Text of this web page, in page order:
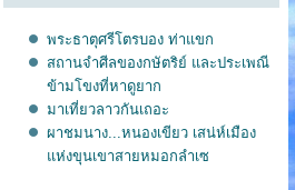
พระธาตุศรีโตรบอง ท่าแขก
สถานจำศีลของกษัตริย์ และประเพณี
ข้ามโขงที่หาดูยาก
มาเที่ยวลาวกันเถอะ
ผาชมนาง...หนองเขียว เสน่ห์เมือง
ห่งขุนเขาสายหมอกลำเซ